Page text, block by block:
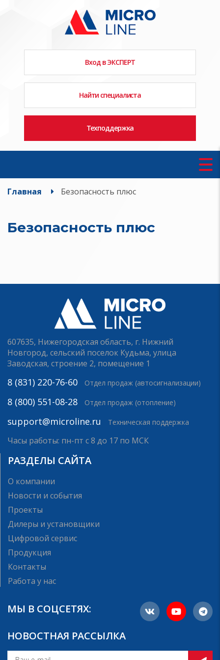
Вход в ЭКСПЕРТ
Найти специалиста
Техподдержка
Главная Безопасность плюс
Безопасность плюс
607635, Нижегородская область, г. Нижний
Новгород, сельский поселок Кудьма, улица
Заводская, строение 2, помещение 1
8 (831) 220-76-60 Отдел продаж (автосигнализации)
8 (800) 551-08-28 Отдел продаж (отопление)
support@microline.ru Техническая поддержка
Часы работы: пн-пт с 8 до 17 по МСК
РАЗДЕЛЫ САЙТА
О компании
Новости и события
Проекты
Дилеры и установщики
Цифровой сервис
Продукция
Контакты
Работа у нас
МЫ В СОЦСЕТЯХ:
НОВОСТНАЯ РАССЫЛКА